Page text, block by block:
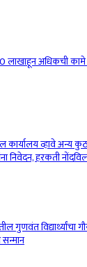
लाखाहून अधिकची
व्हावे अन्य
निवेदन, हरकती
गुणवंत विद्यार्थ्यांचा